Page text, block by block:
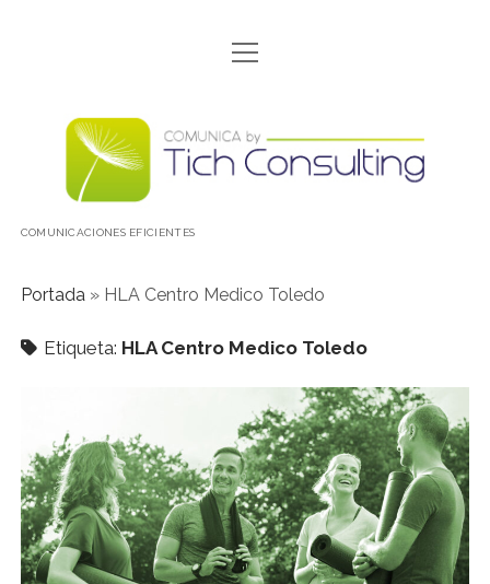
CONÓCENOS
DÓNDE ESTAMOS
POLITICA DE COOKIES
POLÍTICA DE PROTECCIÓN DE DATOS
PORFOLIO
QUÉ HACEMOS
SALTAMOS DE LA PANTALLA
TÉRMINOS Y CONDICIONES
WE WISH YOU…
abrir
menú
Comunica
TICH
COMUNICACIONES EFICIENTES
Portada» HLA Centro Medico Toledo
Etiqueta: HLA Centro Medico Toledo